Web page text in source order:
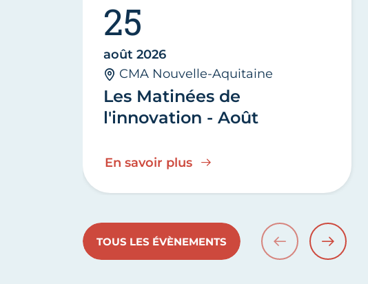
Les Matinées de
l'innovation - Août
25
août 2026
CMA Nouvelle-Aquitaine
En savoir plus
TOUS LES ÉVÈNEMENTS PRÉCÉDENTSUIVANT